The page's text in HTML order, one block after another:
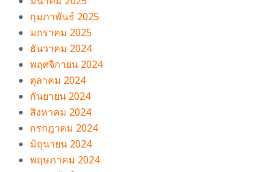
กุมภาพันธ์ 2025
มกราคม 2025
ธันวาคม 2024
พฤศจิกายน 2024
ตุลาคม 2024
กันยายน 2024
สิงหาคม 2024
กรกฎาคม 2024
มิถุนายน 2024
พฤษภาคม 2024